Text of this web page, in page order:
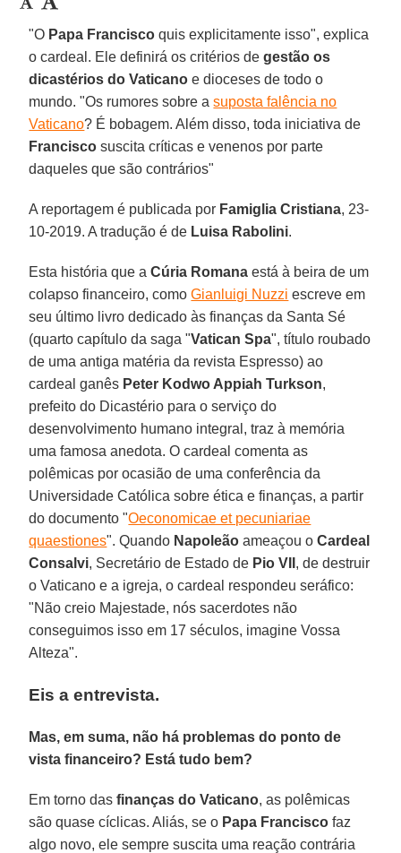
"O Papa Francisco quis explicitamente isso", explica
o cardeal. Ele definirá os critérios degestão os
dicastérios do Vaticano e dioceses de todo o
mundo. "Os rumores sobre asuposta falência no
Vaticano? É bobagem. Além disso, toda iniciativa de
Francisco suscita críticas e venenos por parte
daqueles que são contrários"
A reportagem é publicada por Famiglia Cristiana, 23-
10-2019. A tradução é de Luisa Rabolini.
Esta história que aCúria Romana está à beira de um
colapso financeiro, comoGianluigi Nuzzi escreve em
seu último livro dedicado às finanças da Santa Sé
(quarto capítulo da saga "Vatican Spa", título roubado
de uma antiga matéria da revista Espresso) ao
cardeal ganês Peter Kodwo Appiah Turkson,
prefeito do Dicastério para o serviço do
desenvolvimento humano integral, traz à memória
uma famosa anedota. O cardeal comenta as
polêmicas por ocasião de uma conferência da
Universidade Católica sobre ética e finanças, a partir
do documento "Oeconomicae et pecuniariae
quaestiones". Quando Napoleão ameaçou oCardeal
Consalvi, Secretário de Estado de Pio VII , de destruir
o Vaticano e a igreja, o cardeal respondeu seráfico:
"Não creio Majestade, nós sacerdotes não
conseguimos isso em 17 séculos, imagine Vossa
Alteza".
Eis a entrevista.
Mas, em suma, não há problemas do ponto de
vista financeiro? Está tudo bem?
Em torno das finanças do Vaticano, as polêmicas
são quase cíclicas. Aliás, se o Papa Francisco faz
algo novo, ele sempre suscita uma reação contrária